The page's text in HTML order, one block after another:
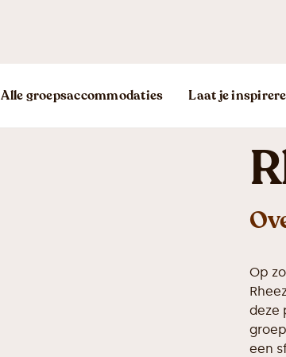
Alle groepsaccommodaties Laat je
Op
deze
een